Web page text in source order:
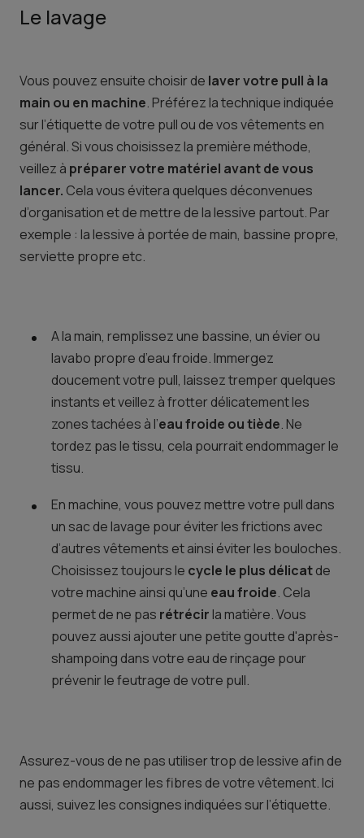
Le lavage
Vous pouvez ensuite choisir de laver votre pull à la
main ou en machine. Préférez la technique indiquée
sur l’étiquette de votre pull ou de vos vêtements en
général. Si vous choisissez la première méthode,
veillez à préparer votre matériel avant de vous
lancer. Cela vous évitera quelques déconvenues
d’organisation et de mettre de la lessive partout. Par
exemple : la lessive à portée de main, bassine propre,
serviette propre etc.
A la main, remplissez une bassine, un évier ou
lavabo propre d’eau froide. Immergez
doucement votre pull, laissez tremper quelques
instants et veillez à frotter délicatement les
zones tachées à l’eau froide ou tiède. Ne
tordez pas le tissu, cela pourrait endommager le
tissu.
En machine, vous pouvez mettre votre pull dans
un sac de lavage pour éviter les frictions avec
d’autres vêtements et ainsi éviter les bouloches.
Choisissez toujours le cycle le plus délicatde
votre machine ainsi qu’une eau froide. Cela
permet de ne pas rétrécir la matière. Vous
pouvez aussi ajouter une petite goutte d'après-
shampoing dans votre eau de rinçage pour
prévenir le feutrage de votre pull.
Assurez-vous de ne pas utiliser trop de lessive afin de
ne pas endommager les fibres de votre vêtement. Ici
aussi, suivez les consignes indiquées sur l’étiquette.